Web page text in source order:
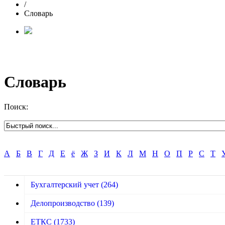
/
Словарь
Словарь
Поиск:
А Б В Г Д Е ё Ж З И К Л М Н О П Р С Т
Бухгалтерский учет (264)
Делопроизводство (139)
ЕТКС (1733)